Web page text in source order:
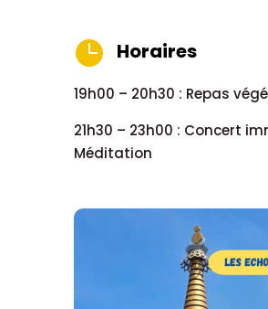
 Horaires
19h00 – 20h30 : Repas
21h30 – 23h00 : Concert
Méditation